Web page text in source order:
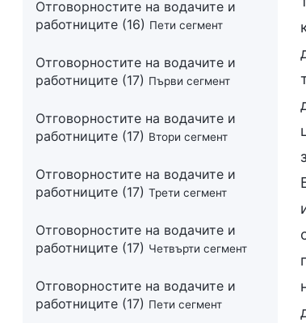
Отговорностите на водачите и
работниците (16) Пети сегмент
Отговорностите на водачите и
работниците (17) Първи сегмент
Отговорностите на водачите и
работниците (17) Втори сегмент
Отговорностите на водачите и
работниците (17) Трети сегмент
Отговорностите на водачите и
работниците (17) Четвърти сегмент
Отговорностите на водачите и
работниците (17) Пети сегмент